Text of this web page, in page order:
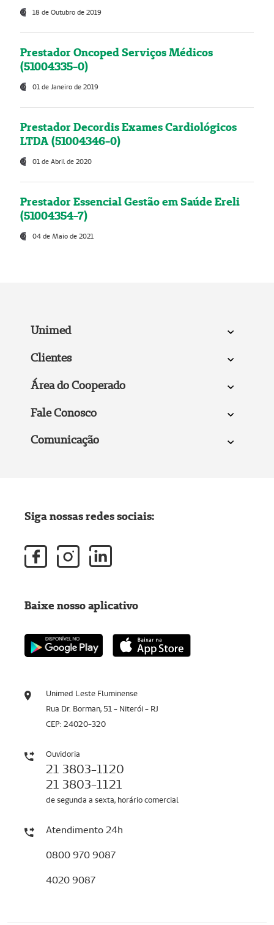
18 de Outubro de 2019
Prestador Oncoped Serviços Médicos
(51004335-0)
01 de Janeiro de 2019
Prestador Decordis Exames Cardiológicos
LTDA (51004346-0)
01 de Abril de 2020
Prestador Essencial Gestão em Saúde Ereli
(51004354-7)
04 de Maio de 2021
Unimed
Clientes
Área do Cooperado
Fale Conosco
Comunicação
Unimed Leste Fluminense
Rua Dr. Borman, 51 - Niterói - RJ
CEP: 24020-320
Ouvidoria
21 3803-1120
21 3803-1121
de segunda a sexta, horário comercial
Atendimento 24h
0800 970 9087
4020 9087
Siga nossas redes sociais:
Baixe nosso aplicativo